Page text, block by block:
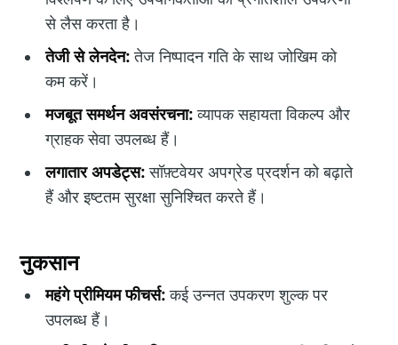
से लैस करता है।
तेजी से लेनदेन:तेज निष्पादन गति के साथ जोखिम को
कम करें।
मजबूत समर्थन अवसंरचना:व्यापक सहायता विकल्प और
ग्राहक सेवा उपलब्ध हैं।
लगातार अपडेट्स:सॉफ़्टवेयर अपग्रेड प्रदर्शन को बढ़ाते
हैं और इष्टतम सुरक्षा सुनिश्चित करते हैं।
नुकसान
महंगे प्रीमियम फीचर्स:कई उन्नत उपकरण शुल्क पर
उपलब्ध हैं।